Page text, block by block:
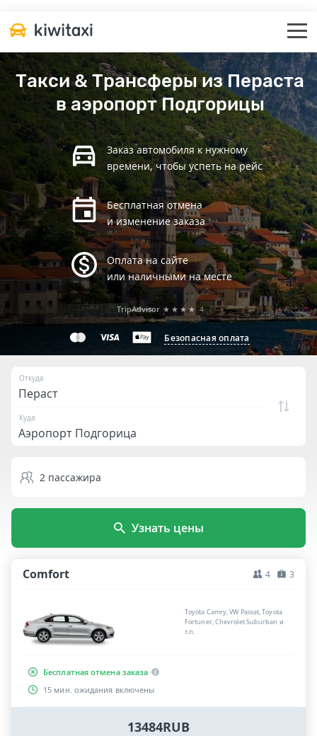
Такси & Трансферы из Пераста
в аэропорт Подгорицы
Заказ автомобиля к нужному
времени, чтобы успеть на рейс
Бесплатная отмена
и изменение заказа
Оплата на сайте
или наличными на месте
Безопасная оплата
TripAdvisor ★★★★ 4
Откуда
Куда
2 пассажира
Узнать цены
Comfort 4 3
Toyota Camry, VW Passat, Toyota
Fortuner, Chevrolet Suburban и
т.п.
Бесплатная отмена заказа
15 мин. ожидания включены
13484RUB